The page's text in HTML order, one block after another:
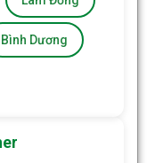
Bình Dương